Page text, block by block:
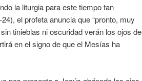
la liturgia para este tiempo tan
el profeta anuncia que “pronto, muy
tinieblas ni oscuridad verán los ojos de
en el signo de que el Mesías ha